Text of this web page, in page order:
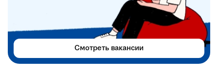
Смотреть вакансии